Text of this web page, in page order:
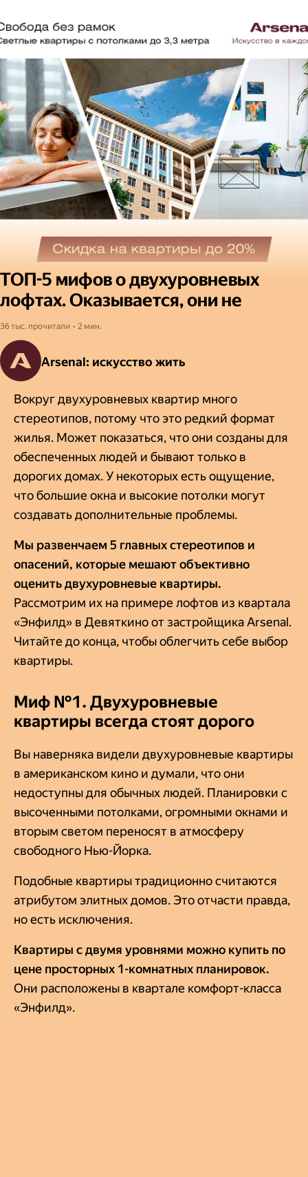
ТОП-5 мифов о двухуровневых
лофтах. Оказывается, они не
36 тыс. прочитали • 2 мин.
Arsenal: искусство жить
Вокруг двухуровневых квартир много
стереотипов, потому что это редкий формат
жилья. Может показаться, что они созданы для
обеспеченных людей и бывают только в
дорогих домах. У некоторых есть ощущение,
что большие окна и высокие потолки могут
создавать дополнительные проблемы.
Мы развенчаем 5 главных стереотипов и
опасений, которые мешают объективно
оценить двухуровневые квартиры.
Рассмотрим их на примере лофтов из квартала
«Энфилд» в Девяткино от застройщика Arsenal.
Читайте до конца, чтобы облегчить себе выбор
квартиры.
Миф №1. Двухуровневые
квартиры всегда стоят дорого
Вы наверняка видели двухуровневые квартиры
в американском кино и думали, что они
недоступны для обычных людей. Планировки с
высоченными потолками, огромными окнами и
вторым светом переносят в атмосферу
свободного Нью-Йорка.
Подобные квартиры традиционно считаются
атрибутом элитных домов. Это отчасти правда,
но есть исключения.
Квартиры с двумя уровнями можно купить по
цене просторных 1-комнатных планировок.
Они расположены в квартале комфорт-класса
«Энфилд».